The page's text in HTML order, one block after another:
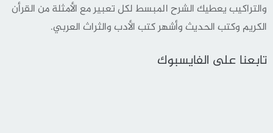
والتراكيب يعطيك الشرح المبسط لكل تعبير مع الأمثلة من القرأن
الكريم وكتب الحديث وأشهر كتب الأدب والثراث العربي.
تابعنا على الفايسبوك